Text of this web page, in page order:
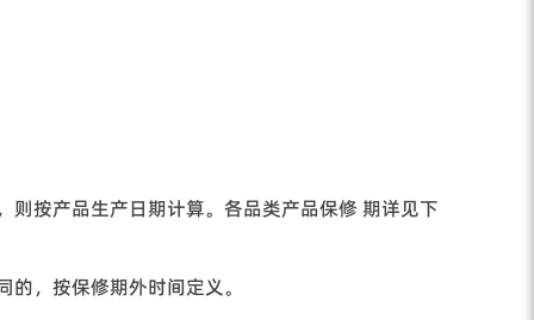
按产品生产日期计算。各品类产品保修 期详见下
，按保修期外时间定义。